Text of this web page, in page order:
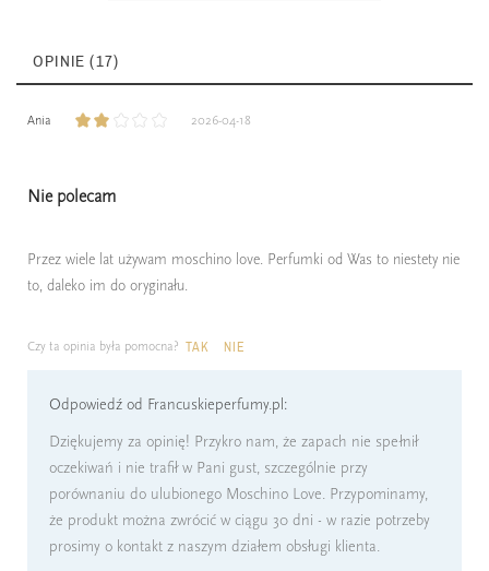
OPINIE (17)
Ania 2026-04-18
Nie polecam
Przez wiele lat używam moschino love. Perfumki od Was to niestety nie
to, daleko im do oryginału.
Czy ta opinia była pomocna? TAK NIE
Odpowiedź od Francuskieperfumy.pl:
Dziękujemy za opinię! Przykro nam, że zapach nie spełnił
oczekiwań i nie trafił w Pani gust, szczególnie przy
porównaniu do ulubionego Moschino Love. Przypominamy,
że produkt można zwrócić w ciągu 30 dni - w razie potrzeby
prosimy o kontakt z naszym działem obsługi klienta.